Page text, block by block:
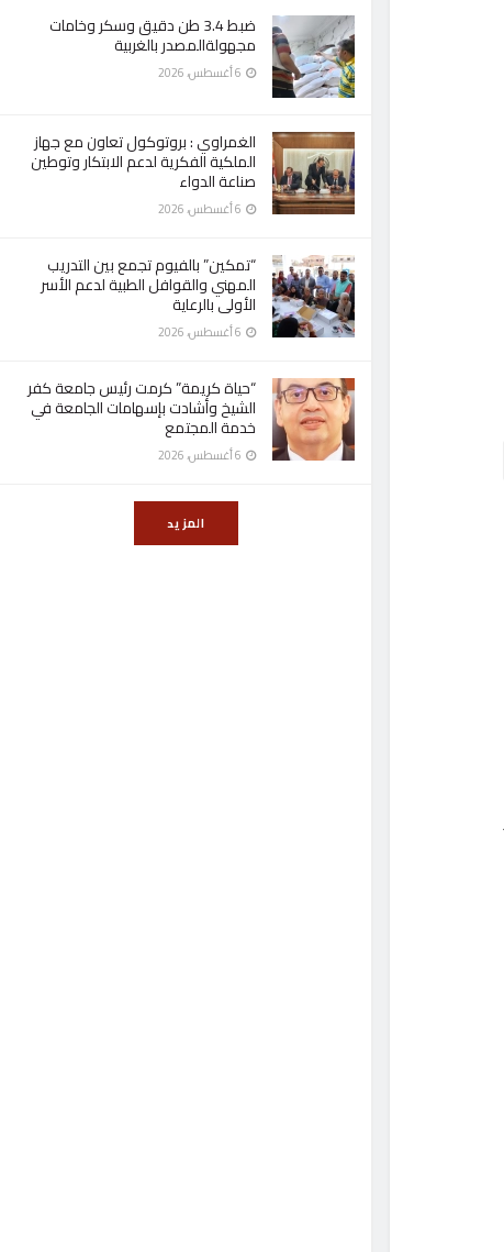
ضبط 3.4 طن دقيق وسكر وخامات
مجهولةالمصدر بالغربية
الغمراوي : بروتوكول تعاون مع جهاز
الملكية الفكرية لدعم الابتكار وتوطين
صناعة الدواء
“تمكين” بالفيوم تجمع بين التدريب
المهني والقوافل الطبية لدعم الأسر
الأولى بالرعاية
“حياة كريمة” كرمت رئيس جامعة كفر
الشيخ وأشادت بإسهامات الجامعة في
خدمة المجتمع
المزيد